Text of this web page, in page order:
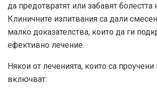
да предотвратят или забавят
Клиничните изпитвания са дали
малко доказателства, които да ги
ефективно лечение.
Някои от леченията, които са проучени
включват: